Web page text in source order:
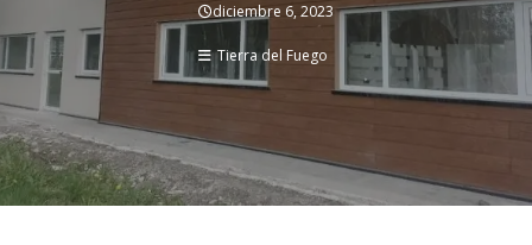
diciembre 6, 2023
Tierra del Fuego